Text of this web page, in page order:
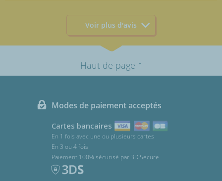
Voir plus d'avis
Haut de page ↑
Modes de paiement acceptés
Cartes bancaires
En 1 fois avec une ou plusieurs cartes
En 3 ou 4 fois
Paiement 100% sécurisé par 3D Secure